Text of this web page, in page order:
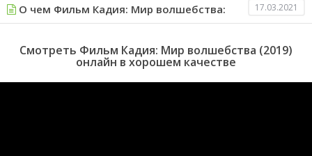
О чем Фильм Кадия: Мир волшебства: 17.03.2021
Смотреть Фильм Кадия: Мир волшебства (2019)
онлайн в хорошем качестве